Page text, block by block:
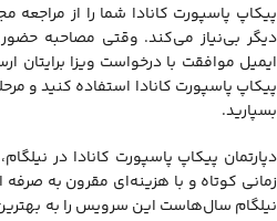
پیکاپ پاسپورت کانادا شما را از
دیگر بی‌نیاز می‌کند. وقتی مصاحبه
ایمیل موافقت با درخواست ویزا
پیکاپ پاسپورت کانادا استفاده کنید و
بسپارید.
دپارتمان پیکاپ پاسپورت کانادا در
زمانی کوتاه و با هزینه‌ای مقرون به
نیلگام سال‌هاست این سرویس را به